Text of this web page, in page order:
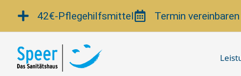
Inhalt
42€-Pflegehilfsmittel Termin vereinbaren